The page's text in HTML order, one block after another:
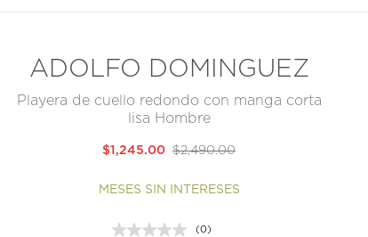
ADOLFO DOMINGUEZ
Playera de cuello redondo con manga corta
lisa Hombre
$2,490.00
$1,245.00
MESES SIN INTERESES
(0)